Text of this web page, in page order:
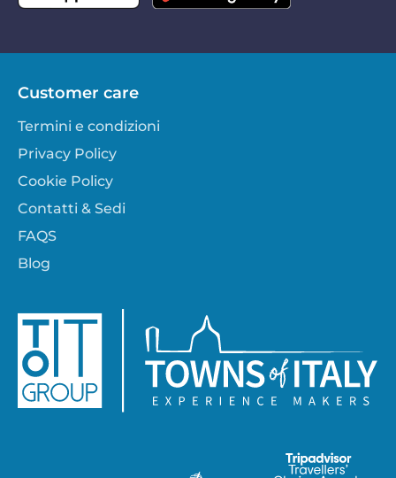
Customer care
Termini e condizioni
Privacy Policy
Cookie Policy
Contatti & Sedi
FAQS
Blog